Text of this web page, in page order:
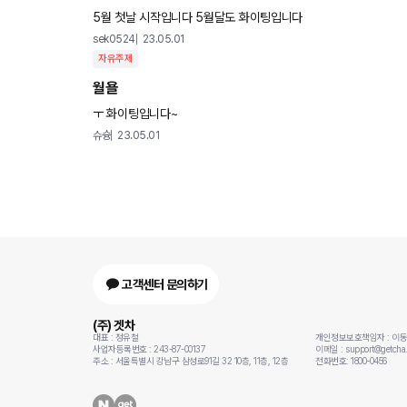
5월 첫날 시작입니다 5월달도 화이팅입니다
sek0524 23.05.01
자유주제
월욜
ㅜ 화이팅입니다~
슈슝 23.05.01
고객센터 문의하기
(주) 겟차
대표 : 정유철
사업자등록번호 : 243-87-00137
주소 : 서울특별시 강남구 삼성로91길 32 10층, 11층, 12층
개인정보보호책임자 : 이
이메일 :
전화번호: 1800-0456